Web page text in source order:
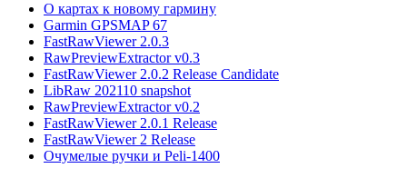
О картах к новому гармину
Garmin GPSMAP 67
FastRawViewer 2.0.3
RawPreviewExtractor v0.3
FastRawViewer 2.0.2 Release Candidate
LibRaw 202110 snapshot
RawPreviewExtractor v0.2
FastRawViewer 2.0.1 Release
FastRawViewer 2 Release
Очумелые ручки и Peli-1400